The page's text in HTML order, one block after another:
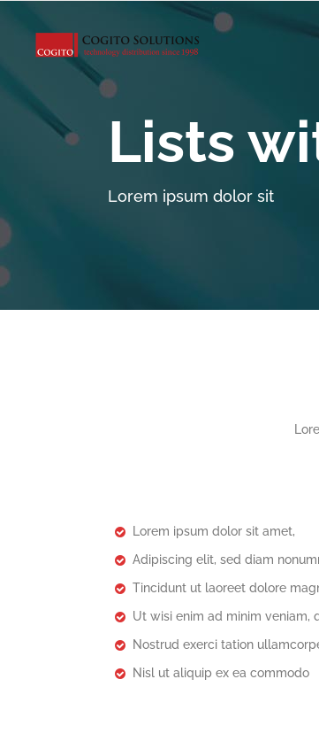
Lists
Lorem ipsum dolor sit
Lorem ipsum dolor sit amet,
Adipiscing elit, sed diam
Tincidunt ut laoreet dolore
Ut wisi enim ad minim veniam,
Nostrud exerci tation
Nisl ut aliquip ex ea commodo